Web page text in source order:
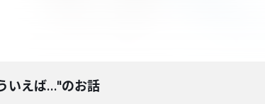
いえば…"のお話